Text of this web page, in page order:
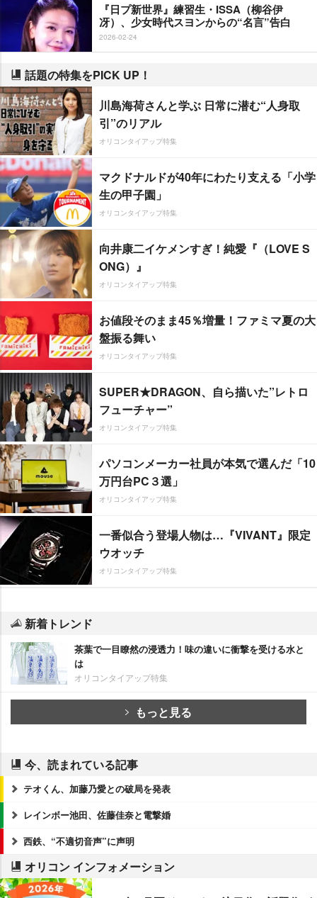
『日プ新世界』練習生・ISSA（柳谷伊
冴）、少女時代スヨンからの“名言”告白
2026-02-24
話題の特集をPICK UP！
川島海荷さんと学ぶ 日常に潜む“人身取
引”のリアル
オリコンタイアップ特集
マクドナルドが40年にわたり支える「小学
生の甲子園」
オリコンタイアップ特集
向井康二イケメンすぎ！純愛『（LOVE S
ONG）』
オリコンタイアップ特集
お値段そのまま45％増量！ファミマ夏の大
盤振る舞い
オリコンタイアップ特集
SUPER★DRAGON、自ら描いた”レトロ
フューチャー”
オリコンタイアップ特集
パソコンメーカー社員が本気で選んだ「10
万円台PC３選」
オリコンタイアップ特集
一番似合う登場人物は…『VIVANT』限定
ウオッチ
オリコンタイアップ特集
新着トレンド
茶葉で一目瞭然の浸透力！味の違いに衝撃を受ける水と
は
オリコンタイアップ特集
もっと見る
今、読まれている記事
テオくん、加藤乃愛との破局を発表
レインボー池田、佐藤佳奈と電撃婚
西鉄、“不適切音声”に声明
オリコン インフォメーション